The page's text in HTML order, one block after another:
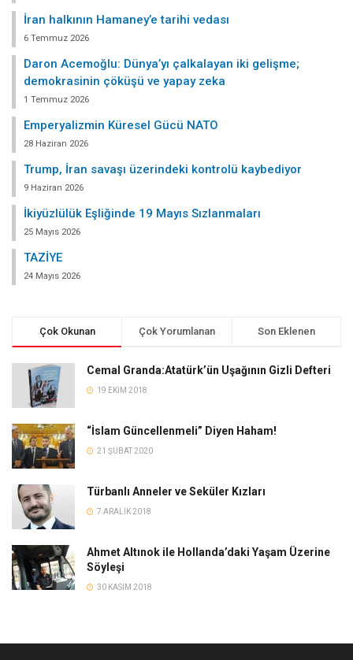
İran halkının Hamaney’e tarihi vedası
6 Temmuz 2026
Daron Acemoğlu: Dünya’yı çalkalayan iki gelişme;
demokrasinin çöküşü ve yapay zeka
1 Temmuz 2026
Emperyalizmin Küresel Gücü NATO
28 Haziran 2026
Trump, İran savaşı üzerindeki kontrolü kaybediyor
9 Haziran 2026
İkiyüzlülük Eşliğinde 19 Mayıs Sızlanmaları
25 Mayıs 2026
TAZİYE
24 Mayıs 2026
Çok Okunan Çok Yorumlanan Son Eklenen
Cemal Granda:Atatürk’ün Uşağının Gizli Defteri
19 EKIM 2018
“İslam Güncellenmeli” Diyen Haham!
21 ŞUBAT 2020
Türbanlı Anneler ve Seküler Kızları
7 ARALIK 2018
Ahmet Altınok ile Hollanda’daki Yaşam Üzerine
Söyleşi
30 KASIM 2018